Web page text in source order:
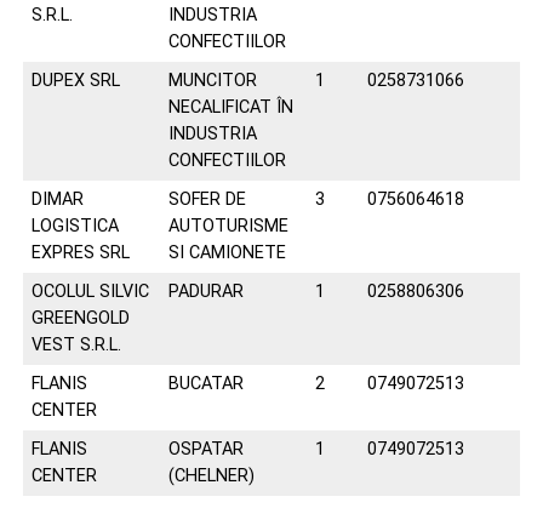
S.R.L.
INDUSTRIA
CONFECTIILOR
DUPEX SRL
MUNCITOR
NECALIFICAT ÎN
INDUSTRIA
CONFECTIILOR
1 0258731066
DIMAR
LOGISTICA
EXPRES SRL
SOFER DE
AUTOTURISME
SI CAMIONETE
3 0756064618
OCOLUL SILVIC
GREENGOLD
VEST S.R.L.
PADURAR 1 0258806306
FLANIS
CENTER
BUCATAR 2 0749072513
FLANIS
CENTER
OSPATAR
(CHELNER)
1 0749072513